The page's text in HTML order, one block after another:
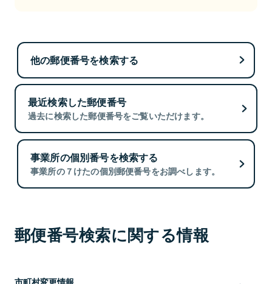
他の郵便番号を検索する
最近検索した郵便番号
過去に検索した郵便番号をご覧いただけます。
事業所の個別番号を検索する
事業所の７けたの個別郵便番号をお調べします。
郵便番号検索に関する情報